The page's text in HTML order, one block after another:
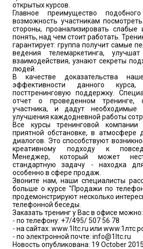
открытых курсов.
Главное преимущество
возможность участникам
стороны, проанализировать слабые
понять, над чем стоит работать.
гарантирует: группа получит самые
ведения телемаркетинга,
взаимодействия, узнают секреты
людей.
В качестве доказательства
эффективности данного
посттренинговую поддержку.
отчет о проведенном тренинге,
участника, и дадут необходимые
улучшения каждодневной работы
Все курсы тренинговой
приятной обстановке, в атмосфере
диалогов. Это способствуют
креативному подходу к
Менеджер, который может
стандартную задачу - находка
особенно в сфере продаж.
Звоните нам, наши специалисты
больше о курсе "Продажи по
продемонстрируют несколько
телефонной беседы.
Заказать тренинг у Вас в офисе можно:
- по телефону: +7/495/ 507 56 78
- на сайтах: www.1ltc.ru или
- по электронной почте: info@1ltc.ru
Новость опубликована: 19 October 2015